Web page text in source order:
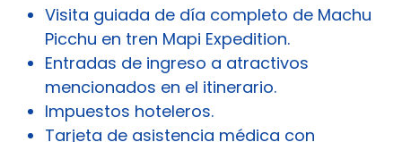
Visita guiada de día completo de Machu
Picchu en tren Mapi Expedition.
Entradas de ingreso a atractivos
mencionados en el itinerario.
Impuestos hoteleros.
Tarjeta de asistencia médica con